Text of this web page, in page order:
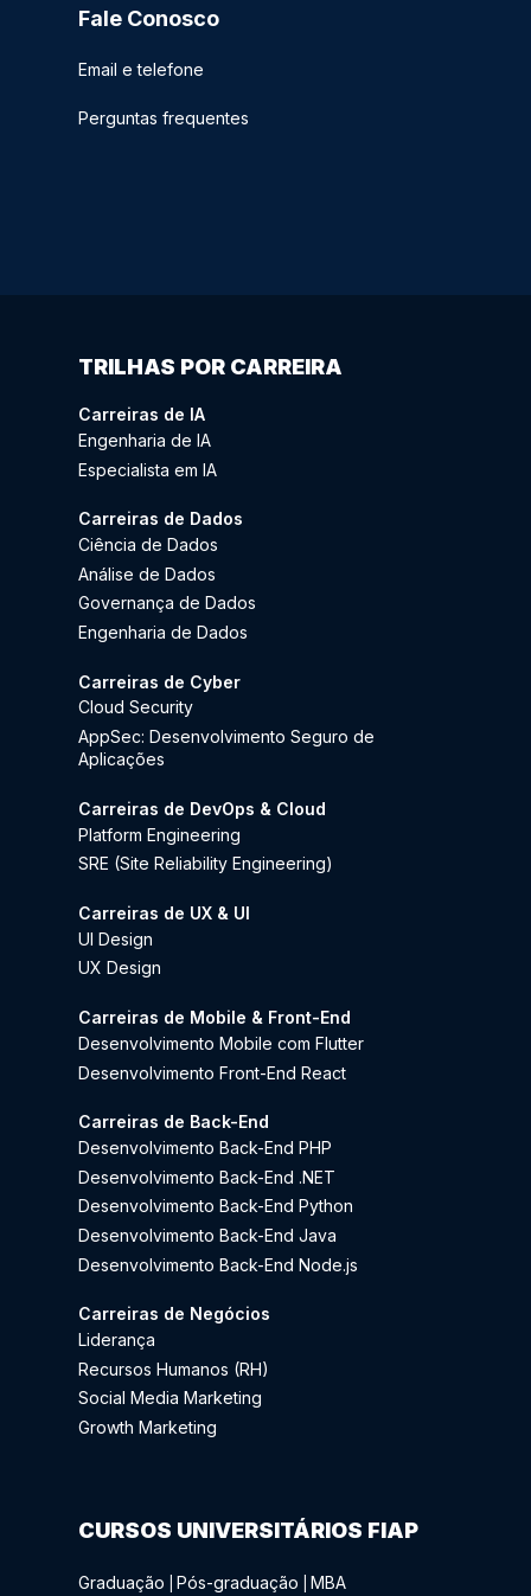
Fale Conosco
Email e telefone
Perguntas frequentes
TRILHAS POR CARREIRA
Carreiras de IA
Engenharia de IA
Especialista em IA
Carreiras de Dados
Ciência de Dados
Análise de Dados
Governança de Dados
Engenharia de Dados
Carreiras de Cyber
Cloud Security
AppSec: Desenvolvimento Seguro de
Aplicações
Carreiras de DevOps & Cloud
Platform Engineering
SRE (Site Reliability Engineering)
Carreiras de UX & UI
UI Design
UX Design
Carreiras de Mobile & Front-End
Desenvolvimento Mobile com Flutter
Desenvolvimento Front-End React
Carreiras de Back-End
Desenvolvimento Back-End PHP
Desenvolvimento Back-End .NET
Desenvolvimento Back-End Python
Desenvolvimento Back-End Java
Desenvolvimento Back-End Node.js
Carreiras de Negócios
Liderança
Recursos Humanos (RH)
Social Media Marketing
Growth Marketing
CURSOS UNIVERSITÁRIOS FIAP
Graduação Pós-graduação MBA